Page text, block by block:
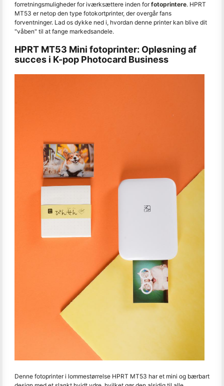
forretningsmuligheder for iværksættere inden forfotoprintere. HPRT
MT53 er netop den type fotokortprinter, der overgår fans
forventninger. Lad os dykke ned i, hvordan denne printer kan blive dit
"våben" til at fange markedsandele.
HPRT MT53 Mini fotoprinter: Opløsning af
succes i K-pop Photocard Business
Denne fotoprinter i lommestørrelse HPRT MT53 har et mini og bærbart